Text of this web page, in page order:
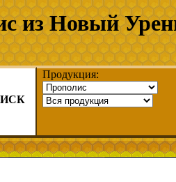
из Новый
Продукция: